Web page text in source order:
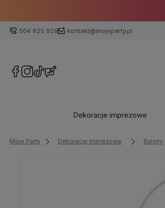
504 825 929 kontakt@mojeparty.pl
Dekoracje imprezowe
Moje Party Dekoracje imprezowe Balony